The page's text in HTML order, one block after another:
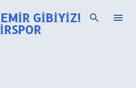
içeriğe atlaGIBIYIZ!